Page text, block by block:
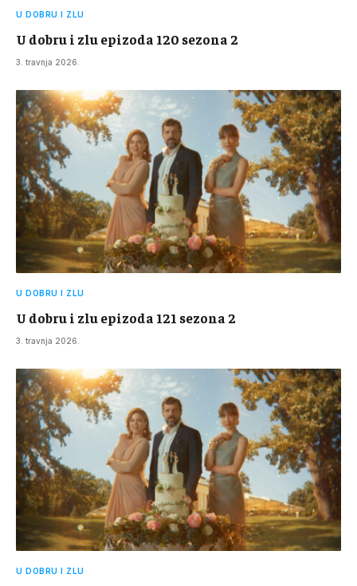
U DOBRU I ZLU
U dobru i zlu epizoda 120 sezona 2
3. travnja 2026.
U DOBRU I ZLU
U dobru i zlu epizoda 121 sezona 2
3. travnja 2026.
U DOBRU I ZLU